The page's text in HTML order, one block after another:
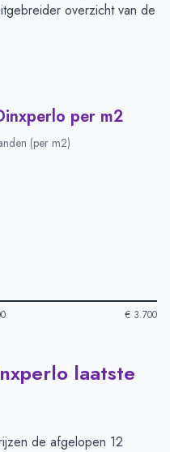
overzicht van de
per m2
(per m2)
€ 3.700
-Afgelopen 3 maanden
laatste
de afgelopen 12